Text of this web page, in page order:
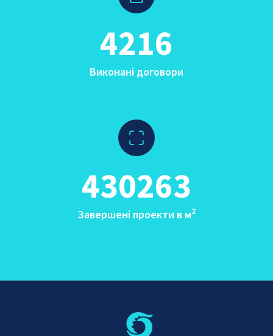
4216
Виконані договори
430263
Завершені проекти в м2